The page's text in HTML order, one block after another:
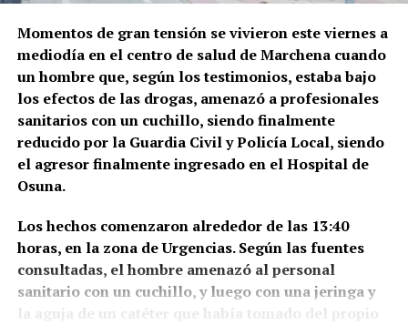
Momentos de gran tensión se vivieron este viernes a
mediodía en el centro de salud de Marchena cuando
un hombre que, según los testimonios, estaba bajo
los efectos de las drogas, amenazó a profesionales
sanitarios con un cuchillo, siendo finalmente
reducido por la Guardia Civil y Policía Local, siendo
el agresor finalmente ingresado en el Hospital de
Osuna.
Los hechos comenzaron alrededor de las 13:40
horas, en la zona de Urgencias. Según las fuentes
consultadas, el hombre amenazó al personal
sanitario con un cuchillo, y luego con una jeringa y
la aguja de un catéter que había tomado del propio